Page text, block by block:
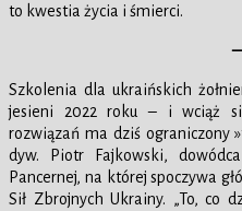
to kwestia życia i śmierci.
Szkolenia dla ukraińskich
jesieni 2022 roku – i wciąż
rozwiązań ma dziś ograniczony
dyw. Piotr Fajkowski,
Pancernej, na której spoczywa
Sił Zbrojnych Ukrainy. „To, co